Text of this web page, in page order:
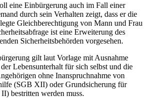
eine Einbürgerung auch im Fall einer
durch sein Verhalten zeigt, dass er die
Gleichberechtigung von Mann und Frau
ist eine Erweiterung des
Sicherheitsbehörden vorgesehen.
gilt laut Vorlage mit Ausnahme
Lebensunterhalt für sich selbst und die
ohne Inanspruchnahme von
(SGB XII) oder Grundsicherung für
bestritten werden muss.